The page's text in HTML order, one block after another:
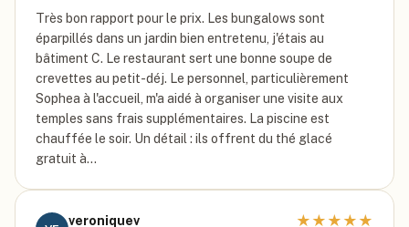
Très bon rapport pour le prix. Les bungalows sont
éparpillés dans un jardin bien entretenu, j'étais au
bâtiment C. Le restaurant sert une bonne soupe de
crevettes au petit-déj. Le personnel, particulièrement
Sophea à l'accueil, m'a aidé à organiser une visite aux
temples sans frais supplémentaires. La piscine est
chauffée le soir. Un détail : ils offrent du thé glacé
gratuit à…
veroniquev ★ ★ ★ ★ ★